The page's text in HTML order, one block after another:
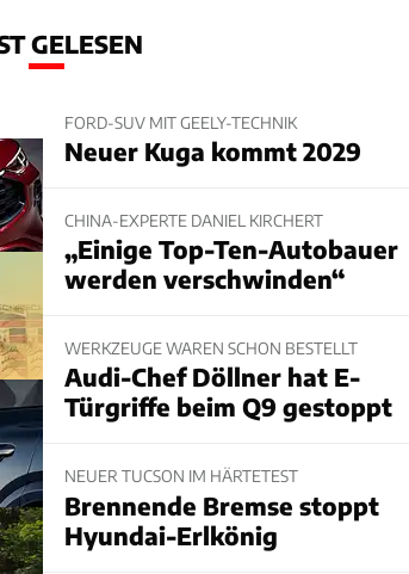
GELESEN
FORD-SUV MIT GEELY-TECHNIK
Neuer Kuga kommt 2029
CHINA-EXPERTE DANIEL KIRCHERT
„Einige Top-Ten-Autobauer
werden verschwinden“
WERKZEUGE WAREN SCHON BESTELLT
Audi-Chef Döllner hat E-
Türgriffe beim Q9 gestoppt
NEUER TUCSON IM HÄRTETEST
Brennende Bremse stoppt
Hyundai-Erlkönig